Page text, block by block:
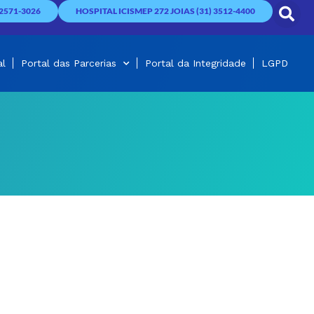
3026 HOSPITAL ICISMEP 272 JOIAS (31) 3512-4400
Portal das Parcerias Portal da Integridade LGPD